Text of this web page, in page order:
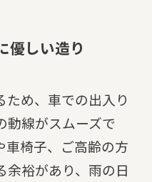
優しい造り
め、車での出入り
動線がスムーズで
車椅子、ご高齢の方
余裕があり、雨の日